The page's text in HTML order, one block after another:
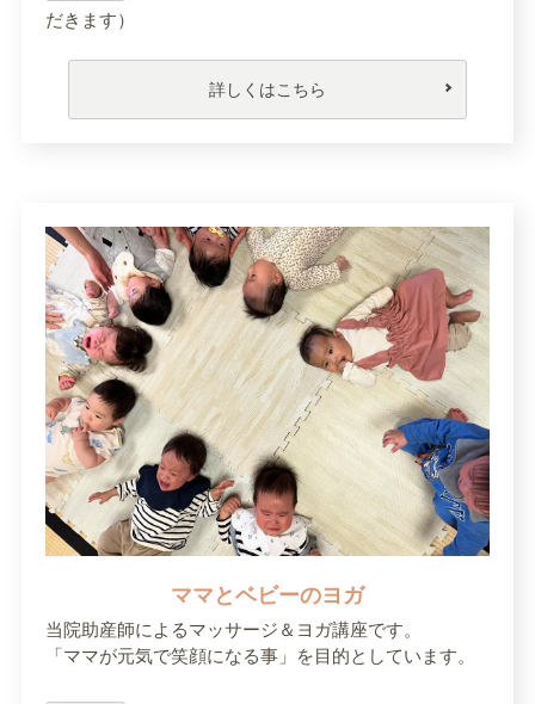
だきます）
詳しくはこちら
ママとベビーのヨガ
当院助産師によるマッサージ＆ヨガ講座です。
「ママが元気で笑顔になる事」を目的としています。